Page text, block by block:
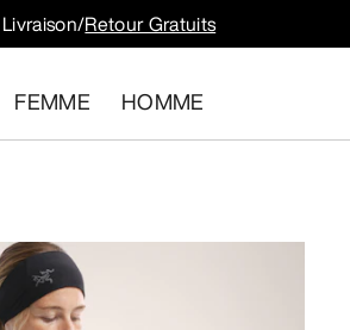
Livraison/Retour Gratuits
FEMME HOMME